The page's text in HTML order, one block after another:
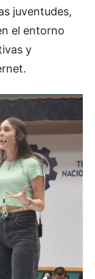
juventudes,
el entorno
y